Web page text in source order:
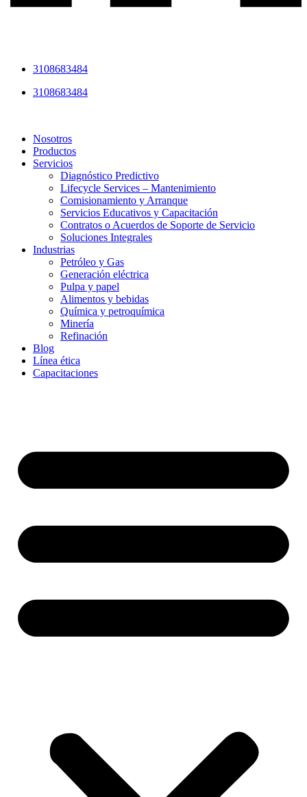
3108683484
3108683484
Nosotros
Productos
Servicios
Diagnóstico Predictivo
Lifecycle Services – Mantenimiento
Comisionamiento y Arranque
Servicios Educativos y Capacitación
Contratos o Acuerdos de Soporte de Servicio
Soluciones Integrales
Industrias
Petróleo y Gas
Generación eléctrica
Pulpa y papel
Alimentos y bebidas
Química y petroquímica
Minería
Refinación
Blog
Línea ética
Capacitaciones